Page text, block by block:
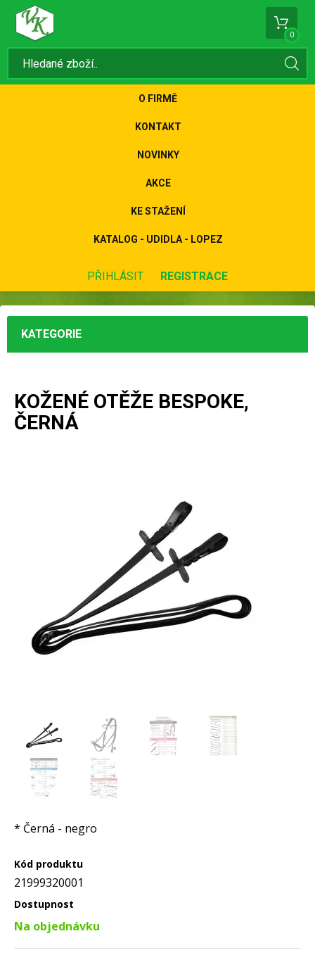
0
O FIRMĚ
KONTAKT
NOVINKY
AKCE
KE STAŽENÍ
KATALOG - UDIDLA - LOPEZ
PŘIHLÁSIT REGISTRACE
KATEGORIE
KOŽENÉ OTĚŽE BESPOKE,
ČERNÁ
* Černá - negro
Kód produktu
21999320001
Dostupnost
Na objednávku